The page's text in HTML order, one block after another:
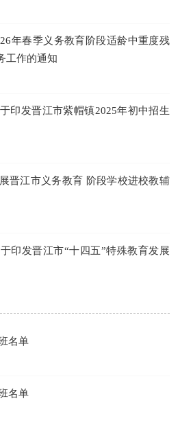
年春季义务教育阶段适龄中重度残
工作的通知
印发晋江市紫帽镇2025年初中招生
晋江市义务教育 阶段学校进校教辅
印发晋江市“十四五”特殊教育发展
名单
名单